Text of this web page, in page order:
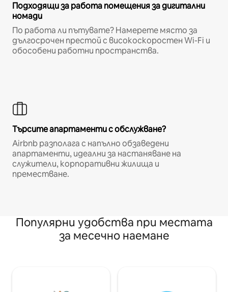
Подходящи за работа помещения за дигитални
номади
По работа ли пътувате? Намерете място за
дългосрочен престой с високоскоростен Wi-Fi и
обособени работни пространства.
Търсите апартаменти с обслужване?
Airbnb разполага с напълно обзаведени
апартаменти, идеални за настаняване на
служители, корпоративни жилища и
преместване.
Популярни удобства при местата
за месечно наемане